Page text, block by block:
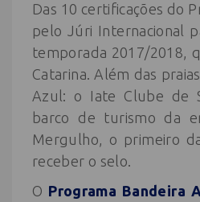
Das 10 certificações do
pelo Júri Internacional
temporada 2017/2018,
Catarina. Além das
Azul: o Iate Clube de
barco de turismo da
Mergulho, o primeiro
receber o selo.
O Programa Bandeira